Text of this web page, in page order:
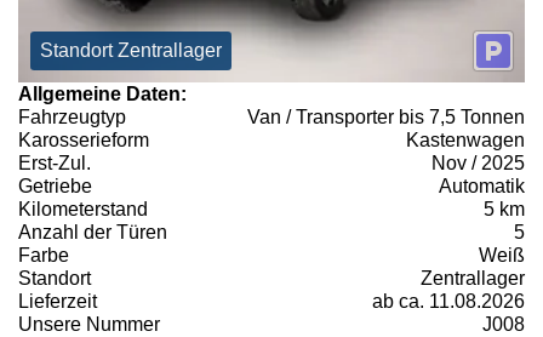
Standort Zentrallager
Allgemeine Daten:
Fahrzeugtyp
Van / Transporter bis 7,5 Tonnen
Karosserieform
Kastenwagen
Erst-Zul.
Nov / 2025
Getriebe
Automatik
Kilometerstand
5 km
Anzahl der Türen
5
Farbe
Weiß
Standort
Zentrallager
Lieferzeit
ab ca. 11.08.2026
Unsere Nummer
J008